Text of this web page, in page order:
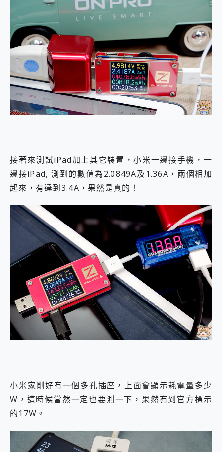
接著來測試iPad加上其它裝置，小米一邊接手機，一
邊接iPad, 測到的數值為2.0849A及1.36A，兩個相加
起來，有達到3.4A，果然是真的！
小米家剛好有一個多孔插座，上面會顯示耗電量多少
W，這時候當然一定也要測一下，果然有到官方標示
的17W。